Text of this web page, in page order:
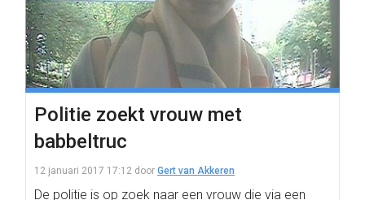
Politie zoekt vrouw met
babbeltruc
12 januari 2017 17:12 door Gert van Akkeren
De politie is op zoek naar een vrouw die via een